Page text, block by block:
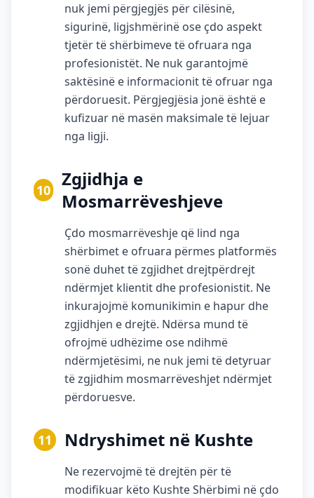
nuk jemi përgjegjës për cilësinë,
sigurinë, ligjshmërinë ose çdo aspekt
tjetër të shërbimeve të ofruara nga
profesionistët. Ne nuk garantojmë
saktësinë e informacionit të ofruar nga
përdoruesit. Përgjegjësia jonë është e
kufizuar në masën maksimale të lejuar
nga ligji.
10
Zgjidhja e
Mosmarrëveshjeve
Çdo mosmarrëveshje që lind nga
shërbimet e ofruara përmes platformës
sonë duhet të zgjidhet drejtpërdrejt
ndërmjet klientit dhe profesionistit. Ne
inkurajojmë komunikimin e hapur dhe
zgjidhjen e drejtë. Ndërsa mund të
ofrojmë udhëzime ose ndihmë
ndërmjetësimi, ne nuk jemi të detyruar
të zgjidhim mosmarrëveshjet ndërmjet
përdoruesve.
11 Ndryshimet në Kushte
Ne rezervojmë të drejtën për të
modifikuar këto Kushte Shërbimi në çdo